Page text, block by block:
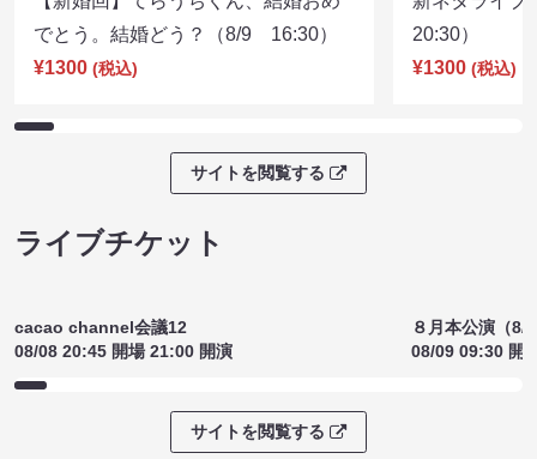
でとう。結婚どう？（8/9 16:30）
¥1300 (税込)
20:30）
¥1300 (税込)
サイトを閲覧する
ライブチケット